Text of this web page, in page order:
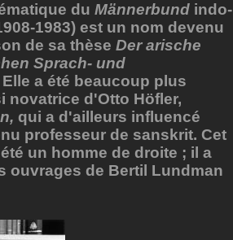
du Männerbund indo-
1983) est un nom devenu
de sa thèse Der arische
Sprach- und
a été beaucoup plus
d'Otto Höfler,
qui a d'ailleurs influencé
professeur de sanskrit. Cet
un homme de droite ; il a
ouvrages de Bertil Lundman